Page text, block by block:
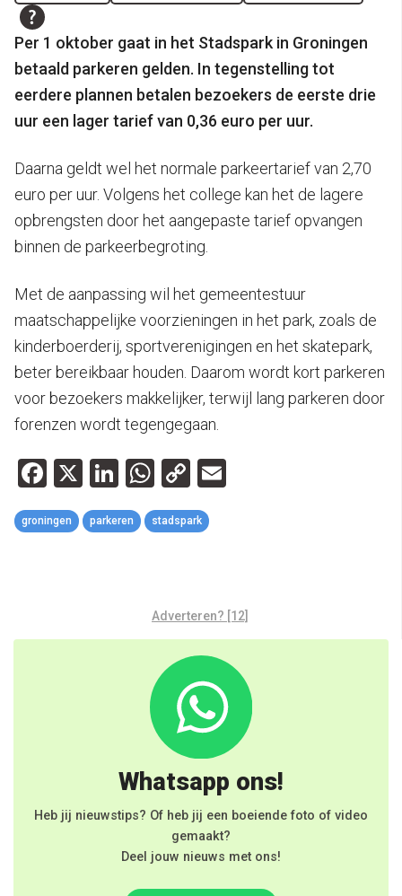
Per 1 oktober gaat in het Stadspark in Groningen
betaald parkeren gelden. In tegenstelling tot
eerdere plannen betalen bezoekers de eerste drie
uur een lager tarief van 0,36 euro per uur.
Daarna geldt wel het normale parkeertarief van 2,70
euro per uur. Volgens het college kan het de lagere
opbrengsten door het aangepaste tarief opvangen
binnen de parkeerbegroting.
Met de aanpassing wil het gemeentestuur
maatschappelijke voorzieningen in het park, zoals de
kinderboerderij, sportverenigingen en het skatepark,
beter bereikbaar houden. Daarom wordt kort parkeren
voor bezoekers makkelijker, terwijl lang parkeren door
forenzen wordt tegengegaan.
Facebook
X LinkedIn
WhatsApp
Copy
Link
groningen parkeren stadspark
Adverteren? [12]
Whatsapp ons!
Heb jij nieuwstips? Of heb jij een boeiende foto of video
gemaakt?
Deel jouw nieuws met ons!